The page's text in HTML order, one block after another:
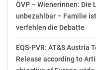
Testen kann man
Rahmen der „Langen
Mobilitätszentrum in
https://
Aviso an die
ÖVP – Wienerinnen: Die
unbezahlbar – Familie
verfehlen die Debatte
EQS-PVR: AT&S Austria
Release according to